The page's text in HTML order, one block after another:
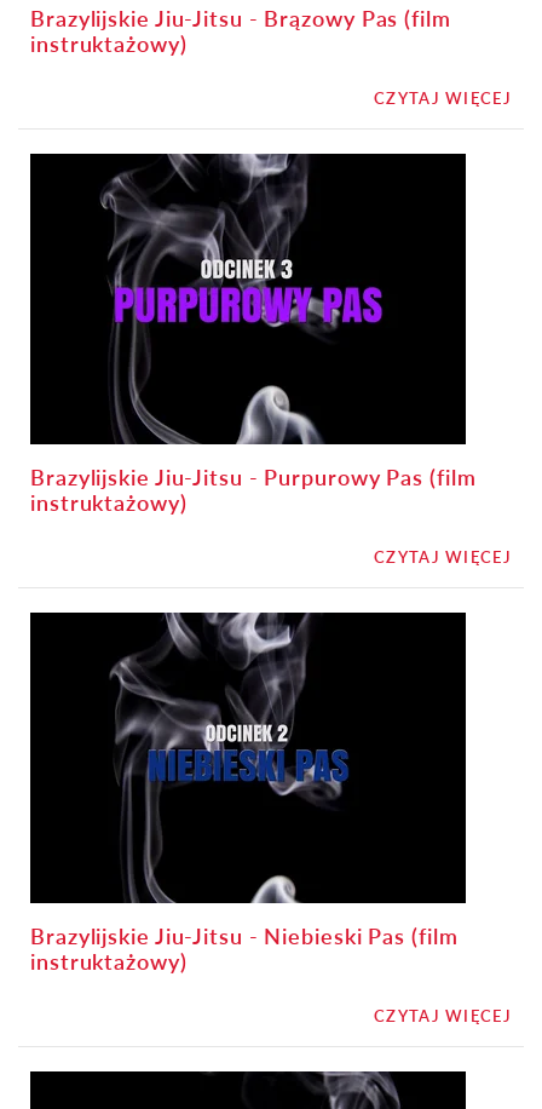
Brazylijskie Jiu-Jitsu - Brązowy Pas (film
instruktażowy)
CZYTAJ WIĘCEJ
Brazylijskie Jiu-Jitsu - Purpurowy Pas (film
instruktażowy)
CZYTAJ WIĘCEJ
Brazylijskie Jiu-Jitsu - Niebieski Pas (film
instruktażowy)
CZYTAJ WIĘCEJ